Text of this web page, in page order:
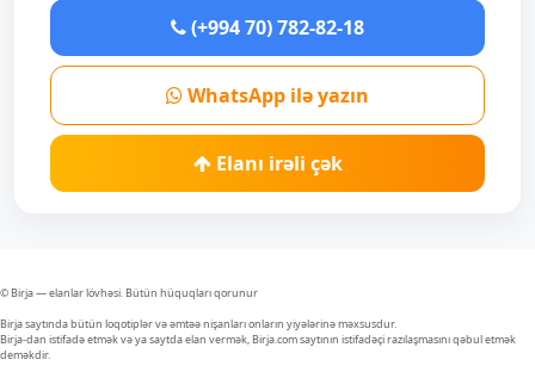
(+994 70) 782-82-18
WhatsApp ilə yazın
Elanı irəli çək
© Birja — elanlar lövhəsi. Bütün hüquqları qorunur
Birja saytında bütün loqotiplər və əmtəə nişanları onların yiyələrinə məxsusdur.
Birja-dan istifadə etmək və ya saytda elan vermək, Birja.com saytının istifadəçi razılaşmasını qəbul etmək
deməkdir.